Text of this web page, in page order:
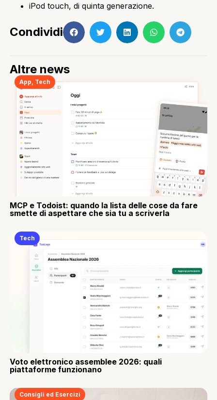
iPod touch, di quinta generazione.
Condividi
Altre news
App Tech
MCP e Todoist: quando la lista delle cose da fare
smette di aspettare che sia tu a scriverla
Tech
Voto elettronico assemblee 2026: quali
piattaforme funzionano
Consigli ed Esercizi